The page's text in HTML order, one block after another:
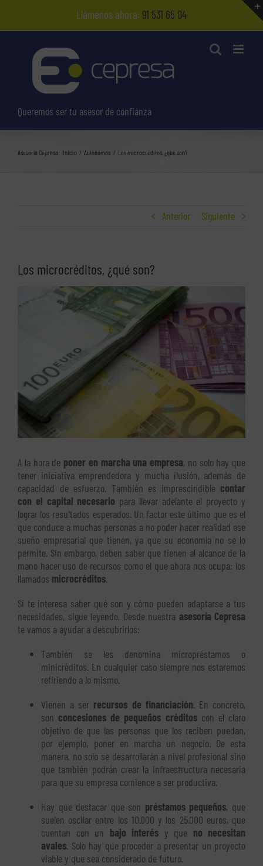
contenido
Llámenos ahora: 91 531 65 04
Queremos ser tu asesor de confianza
Asesoría Cepresa: Inicio Autónomos Los microcréditos, ¿qué son?
Anterior Siguiente
Los microcréditos, ¿qué son?
imagen
A la hora de poner en marcha una empresa, no solo hay que
tener iniciativa emprendedora y mucha ilusión, además de
capacidad de esfuerzo. También es imprescindible contar
con el capital necesario para llevar adelante el proyecto y
lograr los resultados esperados. Un factor este último que es el
que conduce a muchas personas a no poder hacer realidad ese
sueño empresarial que tienen, ya que su economía no se lo
permite. Sin embargo, deben saber que tienen al alcance de la
mano hacer uso de recursos como el que ahora nos ocupa: los
llamados microcréditos.
Si te interesa saber qué son y cómo pueden adaptarse a tus
necesidades, sigue leyendo. Desde nuestra asesoría Cepresa
te vamos a ayudar a descubrirlos:
También se les denomina micropréstamos o
minicréditos. En cualquier caso siempre nos estaremos
refiriendo a lo mismo.
Vienen a ser recursos de financiación. En concreto,
son concesiones de pequeños créditoscon el claro
objetivo de que las personas que los reciben puedan,
por ejemplo, poner en marcha un negocio. De esta
manera, no solo se desarrollarán a nivel profesional sino
que también podrán crear la infraestructura necesaria
para que su empresa comience a ser productiva.
Hay que destacar que son préstamos pequeños, que
suelen oscilar entre los 10.000 y los 25.000 euros, que
cuentan con un bajo interés y que no necesitan
avales. Solo hay que proceder a presentar un proyecto
viable y que sea considerado de futuro.